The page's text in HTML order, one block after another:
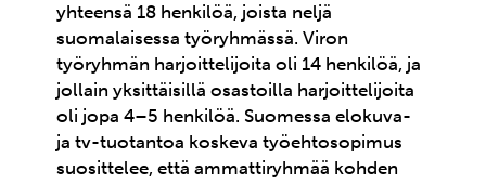
yhteensä 18 henkilöä, joista neljä
suomalaisessa työryhmässä. Viron
työryhmän harjoittelijoita oli 14 henkilöä, ja
jollain yksittäisillä osastoilla harjoittelijoita
oli jopa 4–5 henkilöä. Suomessa elokuva-
ja tv-tuotantoa koskeva työehtosopimus
suosittelee, että ammattiryhmää kohden